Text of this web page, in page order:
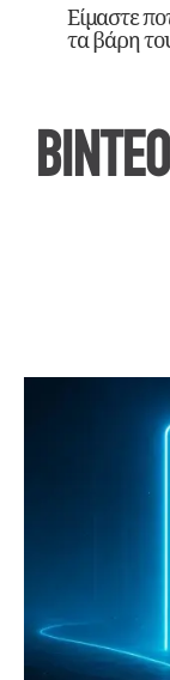
Είμαστε
τα βάρη
ΒΙΝΤΕΟ